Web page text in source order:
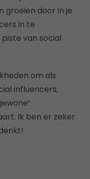
groeien door in je
in te
van social
om als
influencers,
Ik ben er zeker